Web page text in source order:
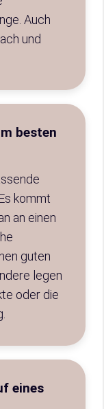
Auch
und
besten
kommt
an einen
guten
legen
oder die
eines